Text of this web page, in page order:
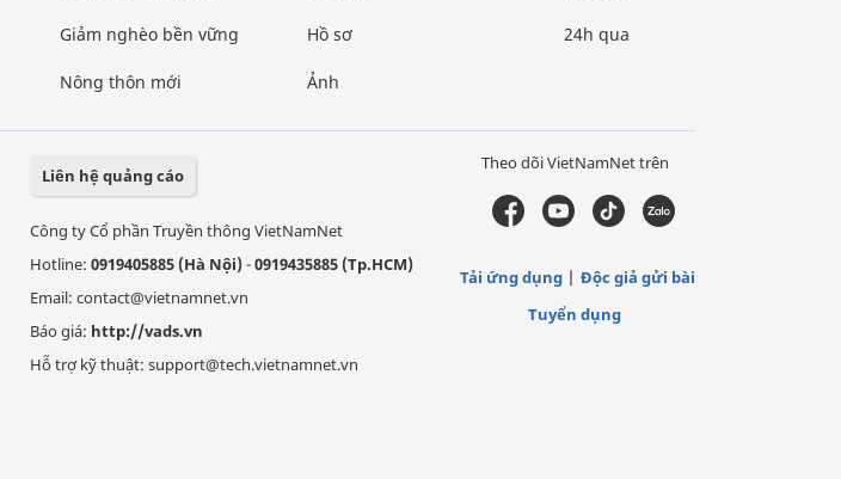
Giảm nghèo bền vững
Nông thôn mới
Hồ sơ
Ảnh
24h qua
Liên hệ quảng cáo
Công ty Cổ phần Truyền thông VietNamNet
Hotline: 0919405885 (Hà Nội)-0919435885 (Tp.HCM)
Email: contact@vietnamnet.vn
Báo giá: http://vads.vn
Hỗ trợ kỹ thuật: support@tech.vietnamnet.vn
Theo dõi VietNamNet trên
Tải ứng dụng
Độc giả gửi bài
Tuyển dụng